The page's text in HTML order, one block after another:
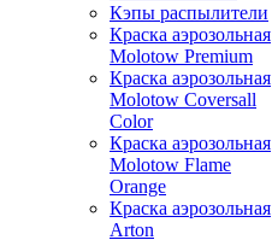
Кэпы распылители
Краска аэрозольная
Molotow Premium
Краска аэрозольная
Molotow Coversall
Color
Краска аэрозольная
Molotow Flame
Orange
Краска аэрозольная
Arton